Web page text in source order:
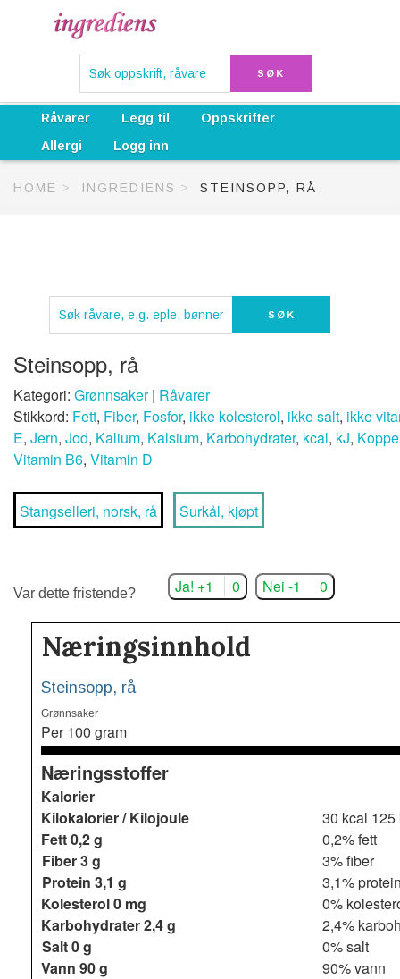
Råvarer Legg til
Oppskrifter
Allergi
Logg inn
HOME INGREDIENS STEINSOPP, RÅ
Steinsopp, rå
Kategori: Grønnsaker| Råvarer
Stikkord: Fett, Fiber, Fosfor, ikke kolesterol, ikke salt, ikke
E, Jern, Jod, Kalium, Kalsium, Karbohydrater, kcal, kJ,
Vitamin B6, Vitamin D
Stangselleri, norsk, rå Surkål, kjøpt
Var dette fristende? Ja! +1 0 Nei -1 0
Næringsinnhold
Steinsopp, rå
Grønnsaker
Per 100 gram
Næringsstoffer
Kalorier
Kilokalorier / Kilojoule
30 kcal 125
Fett0,2 g
0,2% fett
Fiber3 g
3% fiber
Protein 3,1 g
3,1%
Kolesterol0 mg
0%
Karbohydrater2,4 g
2,4%
Salt0 g
0% salt
Vann 90 g 90% vann